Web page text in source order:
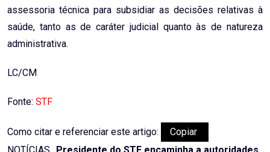
assessoria técnica para subsidiar as decisões relativas à
saúde, tanto as de caráter judicial quanto às de natureza
administrativa.
LC/CM
Fonte: STF
Como citar e referenciar este artigo:
Copiar